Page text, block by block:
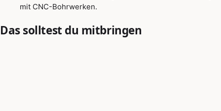
mit CNC-Bohrwerken.
Das solltest du mitbringen